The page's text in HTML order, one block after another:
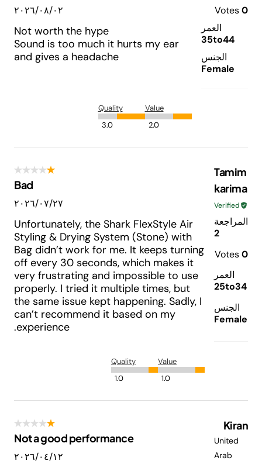
Votes0
العمر
35to44
الجنس
Female
٠٢‏/٠٨‏/٢٠٢٦
Not worth the hype
Sound is too much it hurts my ear
and gives a headache
Value
2.0
Quality
3.0
Tamim
karima
Verified
المراجعة
2
Votes0
العمر
25to34
الجنس
Female
Bad
٢٧‏/٠٧‏/٢٠٢٦
Unfortunately, the Shark FlexStyle Air
Styling & Drying System (Stone) with
Bag didn’t work for me. It keeps turning
off every 30 seconds, which makes it
very frustrating and impossible to use
properly. I tried it multiple times, but
the same issue kept happening. Sadly, I
can’t recommend it based on my
experience.
Value
1.0
Quality
1.0
Kiran
United
Arab
Not a good performance
١٢‏/٠٤‏/٢٠٢٦